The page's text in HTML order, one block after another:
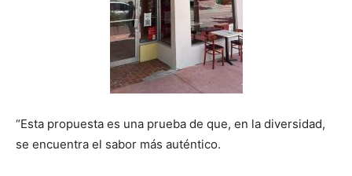
“Esta propuesta es una prueba de que, en la diversidad,
se encuentra el sabor más auténtico.